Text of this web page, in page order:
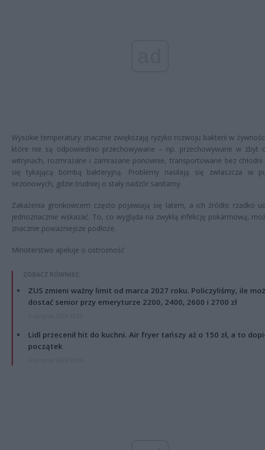
Wysokie temperatury znacznie zwiększają ryzyko rozwoju bakterii w
które nie są odpowiednio przechowywane – np. przechowywane w zbyt
witrynach, rozmrażane i zamrażane ponownie, transportowane bez
się tykającą bombą bakteryjną. Problemy nasilają się zwłaszcza w
sezonowych, gdzie trudniej o stały nadzór sanitarny.
Zakażenia gronkowcem często pojawiają się latem, a ich źródło rzadko
jednoznacznie wskazać. To, co wygląda na zwykłą infekcję pokarmową,
znacznie poważniejsze podłoże.
Ministerstwo apeluje o ostrożność
ZOBACZ RÓWNIEŻ:
ZUS zmieni ważny limit od marca 2027 roku. Policzyliśmy, ile
dostać senior przy emeryturze 2200, 2400, 2600 i 2700 zł
Lidl przecenił hit do kuchni. Air fryer tańszy aż o 150 zł, a to
początek